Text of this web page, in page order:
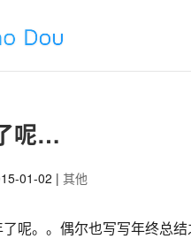
呢…
01-02 | 其他
呢。。偶尔也写写年终总